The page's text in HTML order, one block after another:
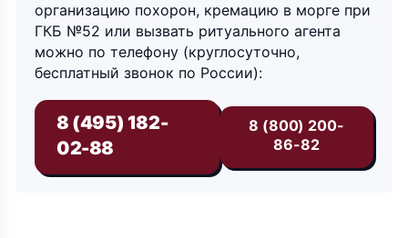
организацию похорон, кремацию в морге при
ГКБ №52 или вызвать ритуального агента
можно по телефону (круглосуточно,
бесплатный звонок по России):
8 (495) 182-
02-88
8 (800) 200-
86-82